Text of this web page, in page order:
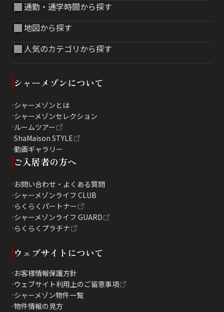
通勤・通学時間から探す
地図から探す
人気のカテゴリから探す
シャーメゾンについて
シャーメゾンとは
シャーメゾンセレクション
ルームツアー
ShaMaison STYLE
動画ギャラリー
ご入居者の方へ
お問い合わせ・よくある質問
シャーメゾンライフ CLUB
らくらくパートナー
シャーメゾンライフ GUARD
らくらくプラチナ
ウェブサイトについて
お客様情報保護方針
ウェブサイト利用上のご留意事項
シャーメゾン物件一覧
物件情報の見方